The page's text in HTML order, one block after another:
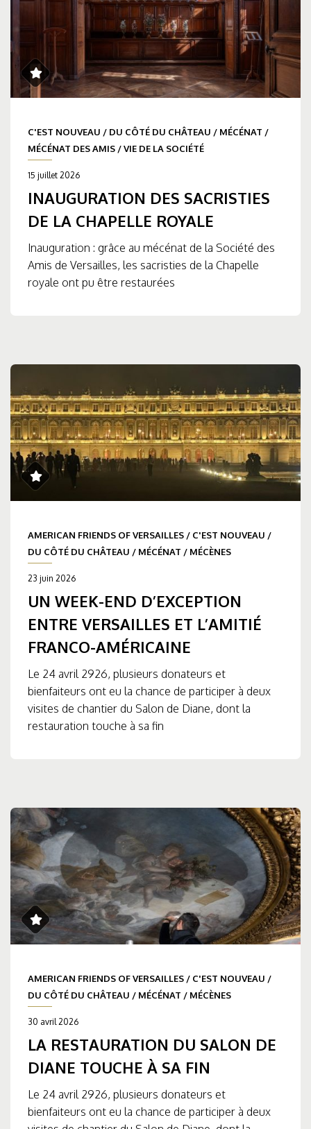
C'EST NOUVEAU / DU CÔTÉ DU CHÂTEAU / MÉCÉNAT /
MÉCÉNAT DES AMIS /VIE DE LA SOCIÉTÉ
15 juillet 2026
INAUGURATION DES SACRISTIES
DE LA CHAPELLE ROYALE
Inauguration : grâce au mécénat de la Société des
Amis de Versailles, les sacristies de la Chapelle
royale ont pu être restaurées
AMERICAN FRIENDS OF VERSAILLES / C'EST NOUVEAU /
DU CÔTÉ DU CHÂTEAU / MÉCÉNAT / MÉCÈNES
23 juin 2026
UN WEEK-END D’EXCEPTION
ENTRE VERSAILLES ET L’AMITIÉ
FRANCO-AMÉRICAINE
Le 24 avril 2926, plusieurs donateurs et
bienfaiteurs ont eu la chance de participer à deux
visites de chantier du Salon de Diane, dont la
restauration touche à sa fin
AMERICAN FRIENDS OF VERSAILLES / C'EST NOUVEAU /
DU CÔTÉ DU CHÂTEAU / MÉCÉNAT / MÉCÈNES
30 avril 2026
LA RESTAURATION DU SALON DE
DIANE TOUCHE À SA FIN
Le 24 avril 2926, plusieurs donateurs et
bienfaiteurs ont eu la chance de participer à deux